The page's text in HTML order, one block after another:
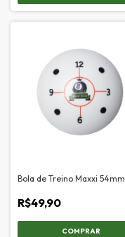
Bola de Treino Maxxi 54mm
R$49,90